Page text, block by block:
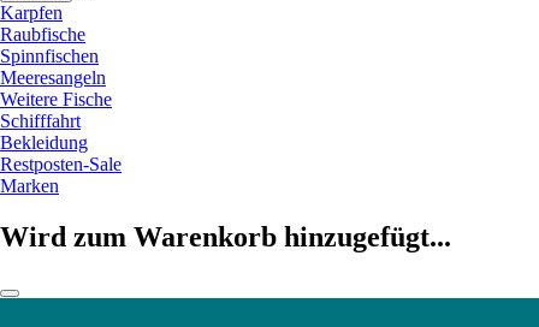
Karpfen
Raubfische
Spinnfischen
Meeresangeln
Weitere Fische
Schifffahrt
Bekleidung
Restposten-Sale
Marken
Wird zum Warenkorb hinzugefügt...